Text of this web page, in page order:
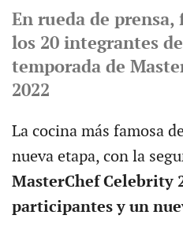
En rueda de
los 20 integrantes
temporada de
2022
La cocina más famosa
nueva etapa, con la
MasterChef Celebrity
participantes y un